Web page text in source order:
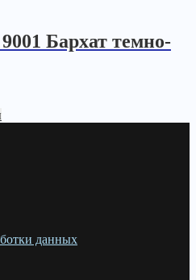
Бархат темно-
данных